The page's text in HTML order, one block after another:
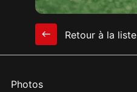
Retour à la liste
Photos